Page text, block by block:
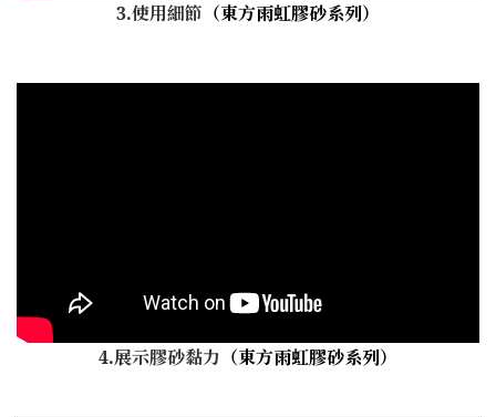
3.使用細節 （東方雨虹膠砂系列）
4.展示膠砂黏力 （東方雨虹膠砂系列）